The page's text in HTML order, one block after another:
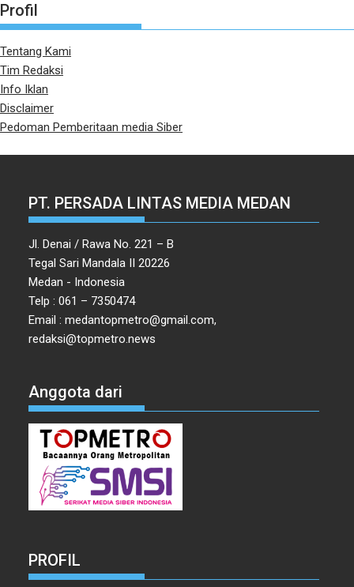
Profil
Tentang Kami
Tim Redaksi
Info Iklan
Disclaimer
Pedoman Pemberitaan media Siber
PT. PERSADA LINTAS MEDIA MEDAN
Jl. Denai / Rawa No. 221 – B
Tegal Sari Mandala II 20226
Medan - Indonesia
Telp : 061 – 7350474
Email : medantopmetro@gmail.com,
redaksi@topmetro.news
Anggota dari
PROFIL